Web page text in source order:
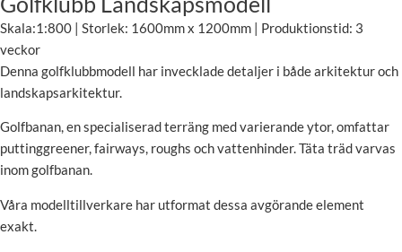
Skala:1:800 | Storlek: 1600mm x 1200mm | Produktionstid: 3
veckor
Denna golfklubbmodell har invecklade detaljer i både arkitektur och
landskapsarkitektur.
Golfbanan, en specialiserad terräng med varierande ytor, omfattar
puttinggreener, fairways, roughs och vattenhinder. Täta träd varvas
inom golfbanan.
Våra modelltillverkare har utformat dessa avgörande element
exakt.